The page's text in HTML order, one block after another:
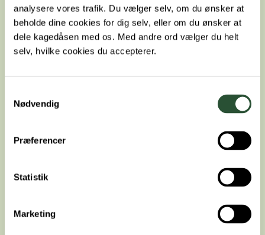
analysere vores trafik. Du vælger selv, om du ønsker at
beholde dine cookies for dig selv, eller om du ønsker at
dele kagedåsen med os. Med andre ord vælger du helt
selv, hvilke cookies du accepterer.
Nødvendig
Præferencer
Statistik
Marketing